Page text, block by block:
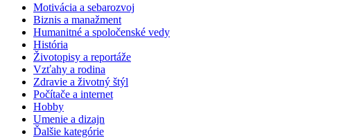
Motivácia a sebarozvoj
Biznis a manažment
Humanitné a spoločenské vedy
História
Životopisy a reportáže
Vzťahy a rodina
Zdravie a životný štýl
Počítače a internet
Hobby
Umenie a dizajn
Ďalšie kategórie